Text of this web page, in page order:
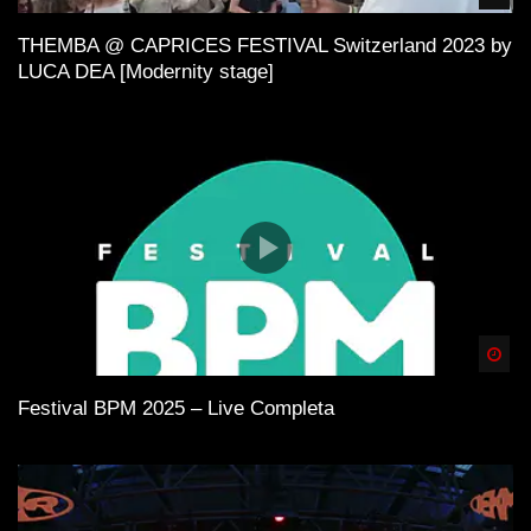
THEMBA @ CAPRICES FESTIVAL Switzerland 2023 by
LUCA DEA [Modernity stage]
Festival BPM 2025 – Live Completa